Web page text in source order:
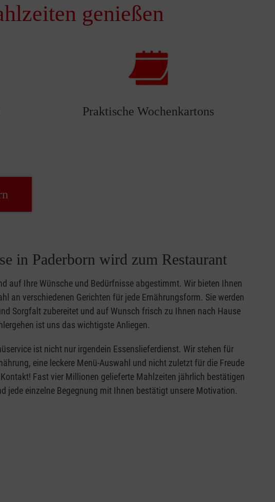
genießen
Praktische Wochenkartons
in Paderborn wird zum Restaurant
auf Ihre Wünsche und Bedürfnisse abgestimmt. Wir bieten Ihnen
an verschiedenen Gerichten für jede Ernährungsform. Sie werden
Sorgfalt zubereitet und auf Wunsch frisch zu Ihnen nach Hause
ist uns das wichtigste Anliegen.
ist nicht nur irgendein Essenslieferdienst. Wir stehen für
eine leckere Menü-Auswahl und nicht zuletzt für die Freude
Fast vier Millionen gelieferte Mahlzeiten jährlich bestätigen
jede einzelne Begegnung mit Ihnen bestätigt unsere Motivation.